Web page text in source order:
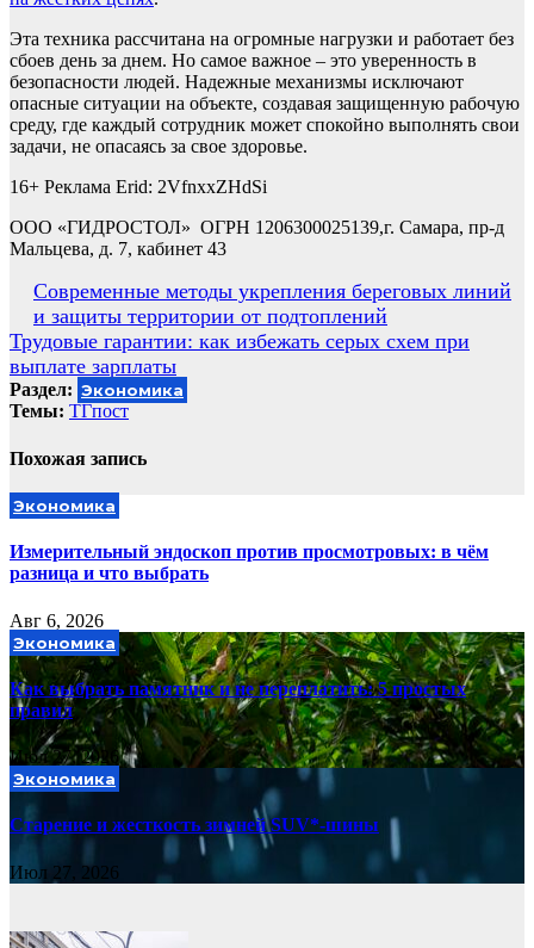
Эта техника рассчитана на огромные нагрузки и работает без
сбоев день за днем. Но самое важное – это уверенность в
безопасности людей. Надежные механизмы исключают
опасные ситуации на объекте, создавая защищенную рабочую
среду, где каждый сотрудник может спокойно выполнять свои
задачи, не опасаясь за свое здоровье.
16+ Реклама Erid: 2VfnxxZHdSi
ООО «ГИДРОСТОЛ» ОГРН 1206300025139,г. Самара, пр-д
Мальцева, д. 7, кабинет 43
Навигация
по
записям
Современные методы укрепления береговых линий
и защиты территории от подтоплений
Трудовые гарантии: как избежать серых схем при
выплате зарплаты
Раздел: Экономика
Темы: ТГпост
Похожая запись
Экономика
Измерительный эндоскоп против просмотровых: в чём
разница и что выбрать
Авг 6, 2026
Экономика
Как выбрать памятник и не переплатить: 5 простых
правил
Июл 27, 2026
Экономика
Старение и жесткость зимней SUV*-шины
Июл 27, 2026